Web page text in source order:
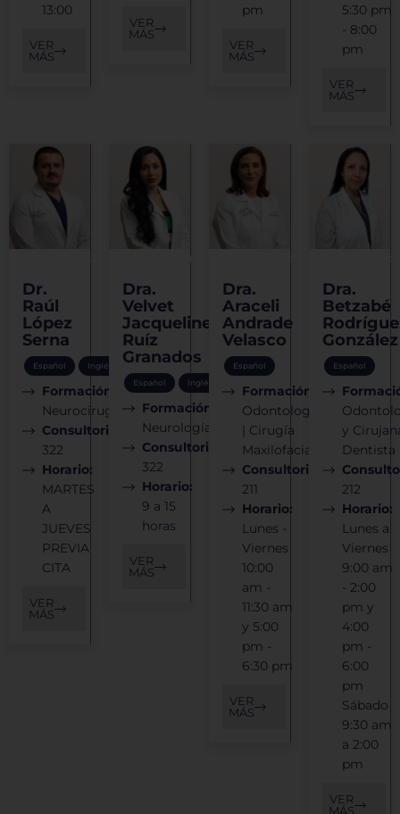
13:00
VER
MÁS
VER
MÁS
pm
VER
MÁS
5:30 pm
- 8:00
pm
VER
MÁS
Dr.
Raúl
López
Serna
Español Inglés
Formación:
Neurocirugía
Consultorio:
322
Horario:
MARTES
A
JUEVES
PREVIA
CITA
VER
MÁS
Neurología
Dra.
Velvet
Jacqueline
Ruíz
Granados
Español Inglés
Formación:
Neurología
Consultorio:
322
Horario:
9 a 15
horas
VER
MÁS
Dra.
Araceli
Andrade
Velasco
Español
Formación:
Odontología
| Cirugía
Maxilofacial
Consultorio:
211
Horario:
Lunes -
Viernes
10:00
am -
11:30 am
y 5:00
pm -
6:30 pm
VER
MÁS
Dra.
Betzabé
González
Español
y
Dentista
212
Horario:
Lunes a
Viernes
9:00 am
- 2:00
pm y
4:00
pm -
6:00
pm
Sábado
9:30 am
a 2:00
pm
VER
MÁS